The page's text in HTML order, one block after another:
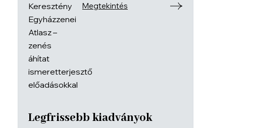
előadásokkal
Megtekintés
Legfrissebb kiadványok